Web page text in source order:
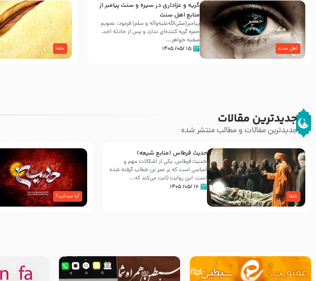
اهل سنت
گریه و عزاداری در سیره و سنت پیامبر از
منابع اهل سنت
پیامبر(صلی‌الله‌علیه‌وآله و سلم) فرمود: عمویم
حمزه گریه کننده‌ای ندارد و پس از حادثه احد،
صفیه خواهر...
۱۵ /۰۵/ ۱۴۰۵ خلفا
جدیدترین مقالات
جدیدترین مقالات و مطالب منتشر شده
خلفا
حدیث قرطاس (منابع شیعه)
حدیث قرطاس، یکی از اشکالات مهم و
اساسی است که بر عمر بن خطاب گرفته شده
است، این روایت ثابت می‌کند که...
۱۶ /۰۵/ ۱۴۰۵
آیا میدانید؟